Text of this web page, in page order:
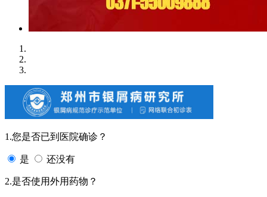
1.您是否已到医院确诊？
是 还没有
2.是否使用外用药物？